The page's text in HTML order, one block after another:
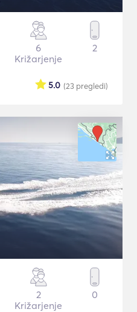
6
Križarjenje
2
(23 pregledi)
5.0
2
Križarjenje
0